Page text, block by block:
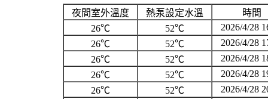
夜間室外溫度 熱泵設定水溫
時間
26℃
52℃
2026/4/28
26℃
52℃
2026/4/28
26℃
52℃
2026/4/28
26℃
52℃
2026/4/28
26℃
52℃
2026/4/28